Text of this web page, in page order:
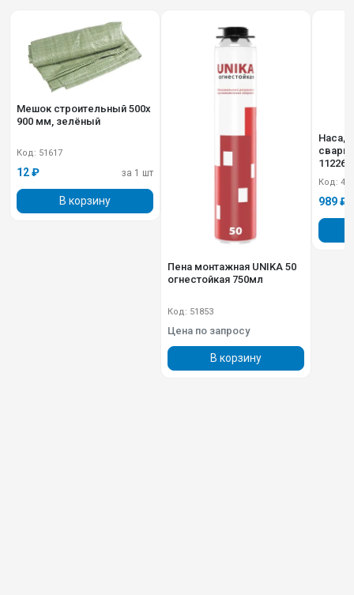
Мешок строительный 500х
900 мм, зелёный
Код: 51617
12 ₽ за 1 шт
В корзину
Пена монтажная UNIKA 50
огнестойкая 750мл
Код: 51853
Цена по запросу
В корзину
сварки PP-
11226
Код:
989 ₽